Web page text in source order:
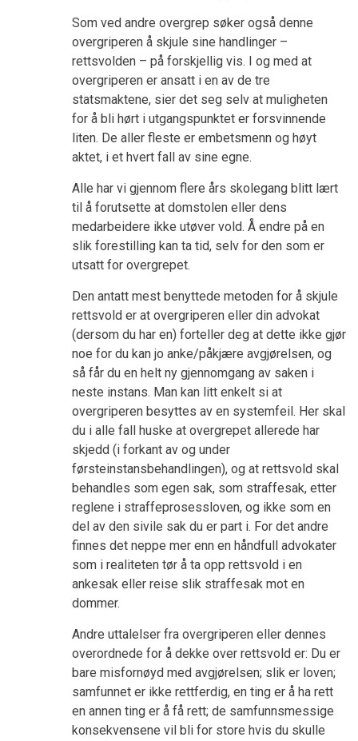
Som ved andre overgrep søker også denne
overgriperen å skjule sine handlinger –
rettsvolden – på forskjellig vis. I og med at
overgriperen er ansatt i en av de tre
statsmaktene, sier det seg selv at muligheten
for å bli hørt i utgangspunktet er forsvinnende
liten. De aller fleste er embetsmenn og høyt
aktet, i et hvert fall av sine egne.
Alle har vi gjennom flere års skolegang blitt lært
til å forutsette at domstolen eller dens
medarbeidere ikke utøver vold. Å endre på en
slik forestilling kan ta tid, selv for den som er
utsatt for overgrepet.
Den antatt mest benyttede metoden for å skjule
rettsvold er at overgriperen eller din advokat
(dersom du har en) forteller deg at dette ikke gjør
noe for du kan jo anke/påkjære avgjørelsen, og
så får du en helt ny gjennomgang av saken i
neste instans. Man kan litt enkelt si at
overgriperen besyttes av en systemfeil. Her skal
du i alle fall huske at overgrepet allerede har
skjedd (i forkant av og under
førsteinstansbehandlingen), og at rettsvold skal
behandles som egen sak, som straffesak, etter
reglene i straffeprosessloven, og ikke som en
del av den sivile sak du er part i. For det andre
finnes det neppe mer enn en håndfull advokater
som i realiteten tør å ta opp rettsvold i en
ankesak eller reise slik straffesak mot en
dommer.
Andre uttalelser fra overgriperen eller dennes
overordnede for å dekke over rettsvold er: Du er
bare misfornøyd med avgjørelsen; slik er loven;
samfunnet er ikke rettferdig, en ting er å ha rett
en annen ting er å få rett; de samfunnsmessige
konsekvensene vil bli for store hvis du skulle